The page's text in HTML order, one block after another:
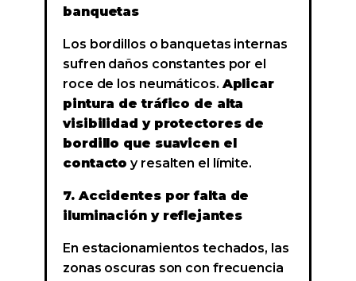
banquetas
Los bordillos o banquetas internas
sufren daños constantes por el
roce de los neumáticos.Aplicar
pintura de tráfico de alta
visibilidad y protectores de
bordillo que suavicen el
contacto y resalten el límite.
7. Accidentes por falta de
iluminación y reflejantes
En estacionamientos techados, las
zonas oscuras son con frecuencia